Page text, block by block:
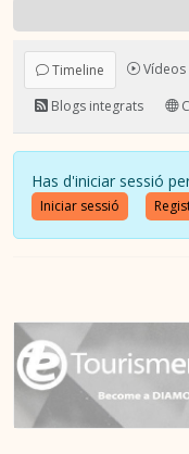
Timeline Vídeos
Blogs integrats
Has d'iniciar sessió
Iniciar sessió